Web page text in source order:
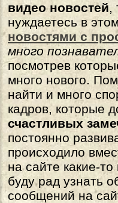
видео новостей,
нуждаетесь в
новостями с
много
посмотрев
много нового.
найти и много
кадров, которые
счастливых
постоянно
происходило
на сайте какие-
буду рад узнать
сообщений на